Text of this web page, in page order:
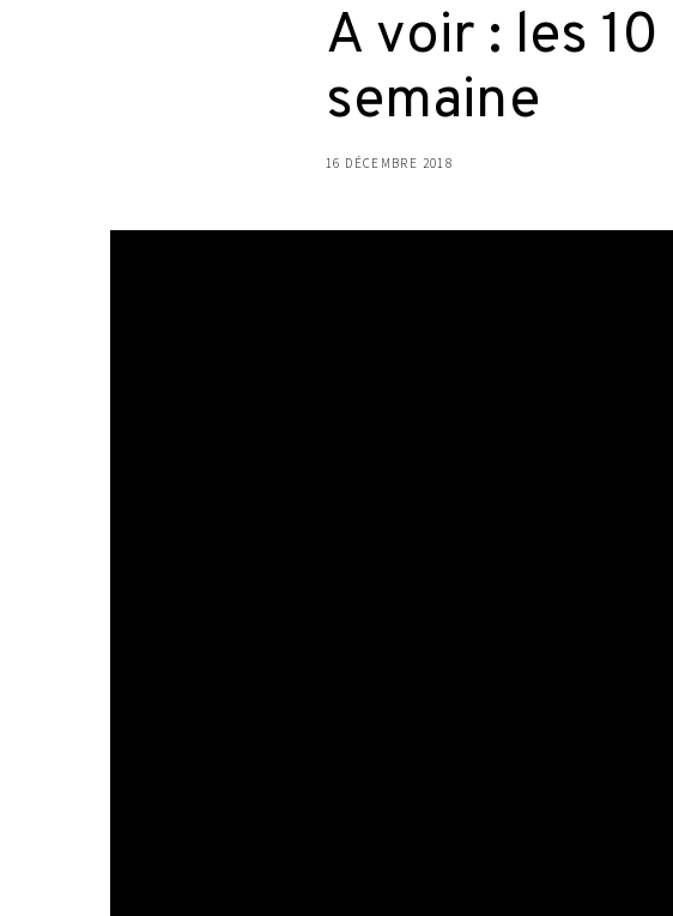
A voir : les
semaine
16 DÉCEMBRE 2018